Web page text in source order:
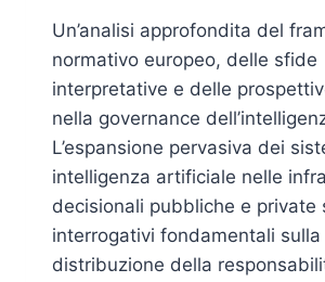
Un’analisi approfondita del
normativo europeo, delle sfide
interpretative e delle
nella governance
L’espansione pervasiva dei
intelligenza artificiale nelle
decisionali pubbliche e private
interrogativi fondamentali sulla
distribuzione della